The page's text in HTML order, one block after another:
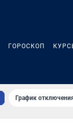
ГОРОСКОП
График